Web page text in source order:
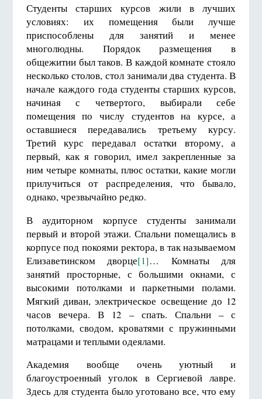
Студенты старших курсов жили в лучших
условиях: их помещения были лучше
приспособлены для занятий и менее
многолюдны. Порядок размещения в
общежитии был таков. В каждой комнате стояло
несколько столов, стол занимали два студента. В
начале каждого года студенты старших курсов,
начиная с четвертого, выбирали себе
помещения по числу студентов на курсе, а
оставшиеся передавались третьему курсу.
Третий курс передавал остатки второму, а
первый, как я говорил, имел закрепленные за
ним четыре комнаты, плюс остатки, какие могли
прилучиться от распределения, что бывало,
однако, чрезвычайно редко.
В аудиторном корпусе студенты занимали
первый и второй этажи. Спальни помещались в
корпусе под покоями ректора, в так называемом
Елизаветинском дворце[1]… Комнаты для
занятий просторные, с большими окнами, с
высокими потолками и паркетными полами.
Мягкий диван, электрическое освещение до 12
часов вечера. В 12 – спать. Спальни – с
потолками, сводом, кроватями с пружинными
матрацами и теплыми одеялами.
Академия вообще очень уютный и
благоустроенный уголок в Сергиевой лавре.
Здесь для студента было уготовано все, что ему